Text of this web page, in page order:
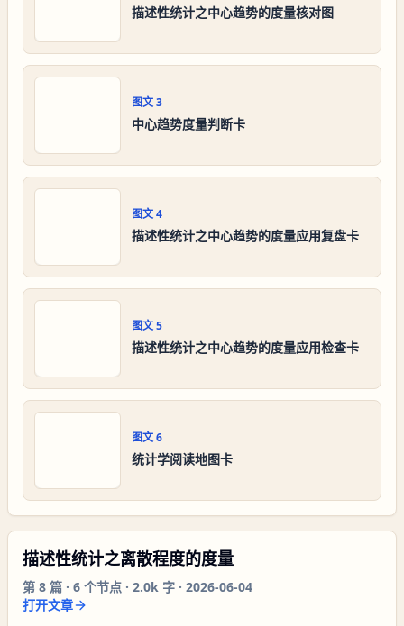
描述性统计之中心趋势的度量核对图
图文3
中心趋势度量判断卡
图文4
描述性统计之中心趋势的度量应用复盘卡
图文5
描述性统计之中心趋势的度量应用检查卡
图文6
统计学阅读地图卡
描述性统计之离散程度的度量
第 8 篇 · 6 个节点 · 2.0k 字 · 2026-06-04
打开文章